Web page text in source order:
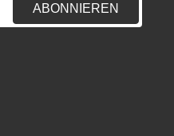
ABONNIEREN